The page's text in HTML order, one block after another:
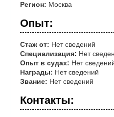
Регион: Москва
Опыт:
Стаж от: Нет сведений
Специализация: Нет
Опыт в судах: Нет
Награды: Нет сведений
Звание: Нет сведений
Контакты: